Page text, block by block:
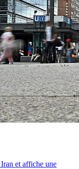
et affiche une